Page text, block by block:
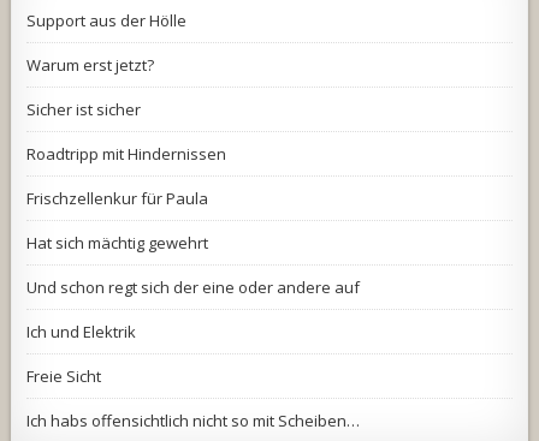
Support aus der Hölle
Warum erst jetzt?
Sicher ist sicher
Roadtripp mit Hindernissen
Frischzellenkur für Paula
Hat sich mächtig gewehrt
Und schon regt sich der eine oder andere auf
Ich und Elektrik
Freie Sicht
Ich habs offensichtlich nicht so mit Scheiben…